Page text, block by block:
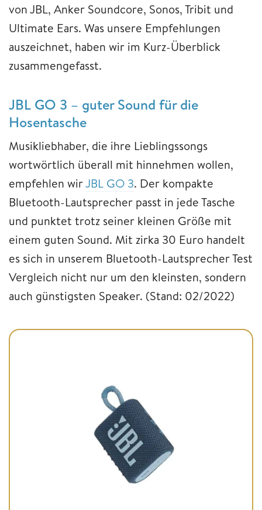
von JBL, Anker Soundcore, Sonos, Tribit und
Ultimate Ears. Was unsere Empfehlungen
auszeichnet, haben wir im Kurz-Überblick
zusammengefasst.
JBL GO 3 – guter Sound für die
Hosentasche
Musikliebhaber, die ihre Lieblingssongs
wortwörtlich überall mit hinnehmen wollen,
empfehlen wirJBL GO 3. Der kompakte
Bluetooth-Lautsprecher passt in jede Tasche
und punktet trotz seiner kleinen Größe mit
einem guten Sound. Mit zirka 30 Euro handelt
es sich in unserem Bluetooth-Lautsprecher Test
Vergleich nicht nur um den kleinsten, sondern
auch günstigsten Speaker. (Stand: 02/2022)